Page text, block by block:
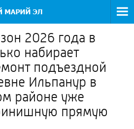
2026 года в
набирает
подъездной
Ильпанур в
районе уже
прямую